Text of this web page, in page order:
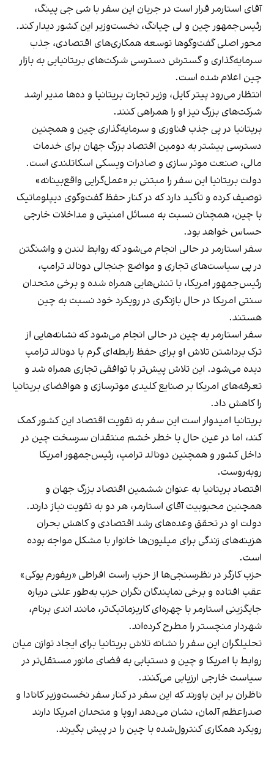
آقای استارمر قرار است در جریان این سفر با شی جی پینگ،
رئیس‌جمهور چین و لی چیانگ، نخست‌وزیر این کشور دیدار کند.
محور اصلی گفت‌وگوها توسعه همکاری‌های اقتصادی، جذب
سرمایه‌گذاری و گسترش دسترسی شرکت‌های بریتانیایی به بازار
چین اعلام شده است.
انتظار می‌رود پیتر کایل، وزیر تجارت بریتانیا و ده‌ها مدیر ارشد
شرکت‌های بزرگ نیز او را همراهی کنند.
بریتانیا در پی جذب فناوری و سرمایه‌گذاری چین و همچنین
دسترسی بیشتر به دومین اقتصاد بزرگ جهان برای خدمات
مالی، صنعت موتر سازی و صادرات ویسکی اسکاتلندی است.
دولت بریتانیا این سفر را مبتنی بر «عمل‌گرایی واقع‌بینانه»
توصیف کرده و تأکید دارد که در کنار حفظ گفت‌وگوی دیپلوماتیک
با چین، همچنان نسبت به مسائل امنیتی و مداخلات خارجی
حساس خواهد بود.
سفر استارمر در حالی انجام می‌شود که روابط لندن و واشنگتن
در پی سیاست‌های تجاری و مواضع جنجالی دونالد ترامپ،
رئیس‌جمهور امریکا، با تنش‌هایی همراه شده و برخی متحدان
سنتی امریکا در حال بازنگری در رویکرد خود نسبت به چین
هستند.
سفر استارمر به چین در حالی انجام می‌شود که نشانه‌هایی از
ترک برداشتن تلاش او برای حفظ رابطه‌ای گرم با دونالد ترامپ
دیده می‌شود. این تلاش پیش‌تر با توافقی تجاری همراه شد و
تعرفه‌های امریکا بر صنایع کلیدی موترسازی و هوافضای بریتانیا
را کاهش داد.
بریتانیا امیدوار است این سفر به تقویت اقتصاد این کشور کمک
کند، اما در عین حال با خطر خشم منتقدان سرسخت چین در
داخل کشور و همچنین دونالد ترامپ، رئیس‌جمهور امریکا
روبه‌روست.
اقتصاد بریتانیا به عنوان ششمین اقتصاد بزرگ جهان و
همچنین محبوبیت آقای استارمر، هر دو به تقویت نیاز دارند.
دولت او در تحقق وعده‌های رشد اقتصادی و کاهش بحران
هزینه‌های زندگی برای میلیون‌ها خانوار با مشکل مواجه بوده
است.
حزب کارگر در نظرسنجی‌ها از حزب راست افراطی «ریفورم یوکی»
عقب افتاده و برخی نمایندگان نگران حزب به‌طور علنی درباره
جایگزینی استارمر با چهره‌ای کاریزماتیک‌تر، مانند اندی برنام،
شهردار منچستر را مطرح کرده‌اند.
تحلیلگران این سفر را نشانه تلاش بریتانیا برای ایجاد توازن میان
روابط با امریکا و چین و دستیابی به فضای مانور مستقل‌تر در
سیاست خارجی ارزیابی می‌کنند.
ناظران بر این باورند که این سفر در کنار سفر نخست‌وزیر کانادا و
صدراعظم آلمان، نشان می‌دهد اروپا و متحدان امریکا دارند
رویکرد همکاری کنترول‌شده با چین را در پیش بگیرند.